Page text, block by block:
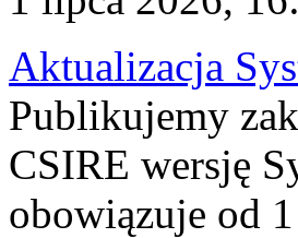
Aktualizacja
Publikujemy
CSIRE wersję
obowiązuje od